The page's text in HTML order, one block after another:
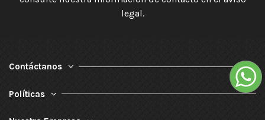
legal.
Contáctanos
Políticas